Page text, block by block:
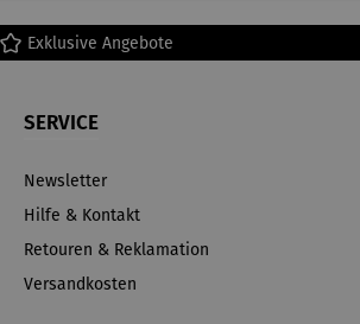
Exklusive Angebote
SERVICE
Newsletter
Hilfe & Kontakt
Retouren & Reklamation
Versandkosten